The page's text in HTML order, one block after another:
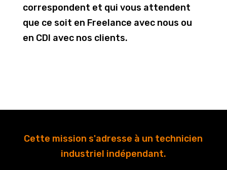
correspondent et qui vous attendent
que ce soit en Freelance avec nous ou
en CDI avec nos clients.
Cette mission s'adresse à un technicien
industriel indépendant.